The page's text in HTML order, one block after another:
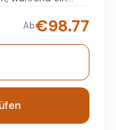
auf dem
historische
Tour,
Istanbuls.
Ab€98.77